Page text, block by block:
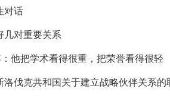
对话
几对重要关系
他把学术看得很重，把荣誉看得很轻
洛伐克共和国关于建立战略伙伴关系的